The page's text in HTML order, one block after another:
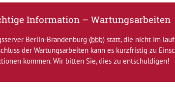
Information – Wartungsarbeiten
Berlin-Brandenburg (bbb) statt, die nicht im
der Wartungsarbeiten kann es kurzfristig zu
kommen. Wir bitten Sie, dies zu entschuldigen!